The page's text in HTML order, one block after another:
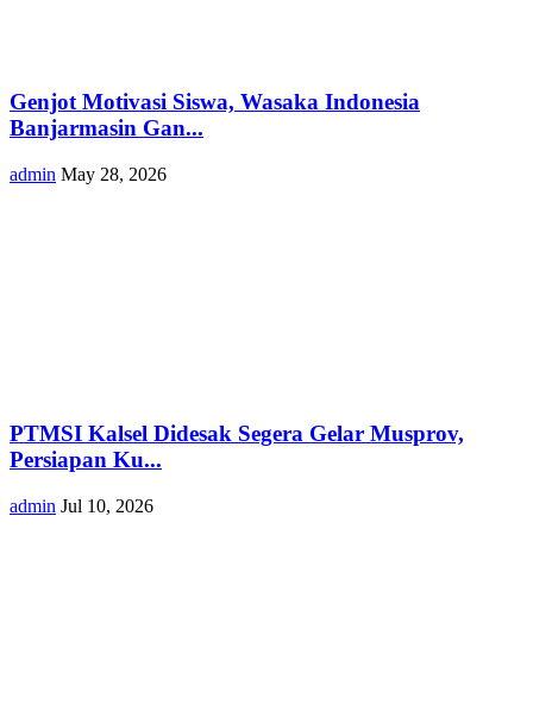
Genjot Motivasi Siswa, Wasaka Indonesia
Banjarmasin Gan...
admin May 28, 2026
PTMSI Kalsel Didesak Segera Gelar Musprov,
Persiapan Ku...
admin Jul 10, 2026